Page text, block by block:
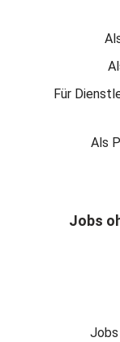
Für
Als
Jobs
Jobs